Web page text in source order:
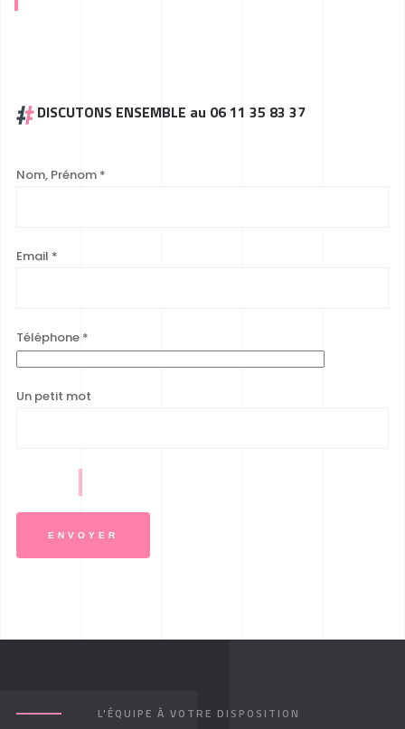
DISCUTONS ENSEMBLE au 06 11 35 83 37
Nom, Prénom *
Email *
Téléphone *
Un petit mot
L'ÉQUIPE À VOTRE DISPOSITION